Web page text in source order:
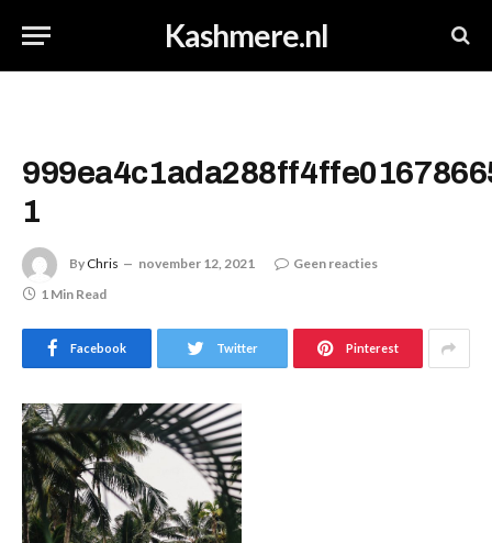
Kashmere.nl
1
By Chris november 12, 2021
Geen reacties
1 Min Read
Facebook Twitter Pinterest